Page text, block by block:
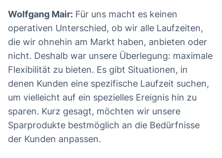
Wolfgang Mair: Für uns macht es keinen
operativen Unterschied, ob wir alle Laufzeiten,
die wir ohnehin am Markt haben, anbieten oder
nicht. Deshalb war unsere Überlegung: maximale
Flexibilität zu bieten. Es gibt Situationen, in
denen Kunden eine spezifische Laufzeit suchen,
um vielleicht auf ein spezielles Ereignis hin zu
sparen. Kurz gesagt, möchten wir unsere
Sparprodukte bestmöglich an die Bedürfnisse
der Kunden anpassen.